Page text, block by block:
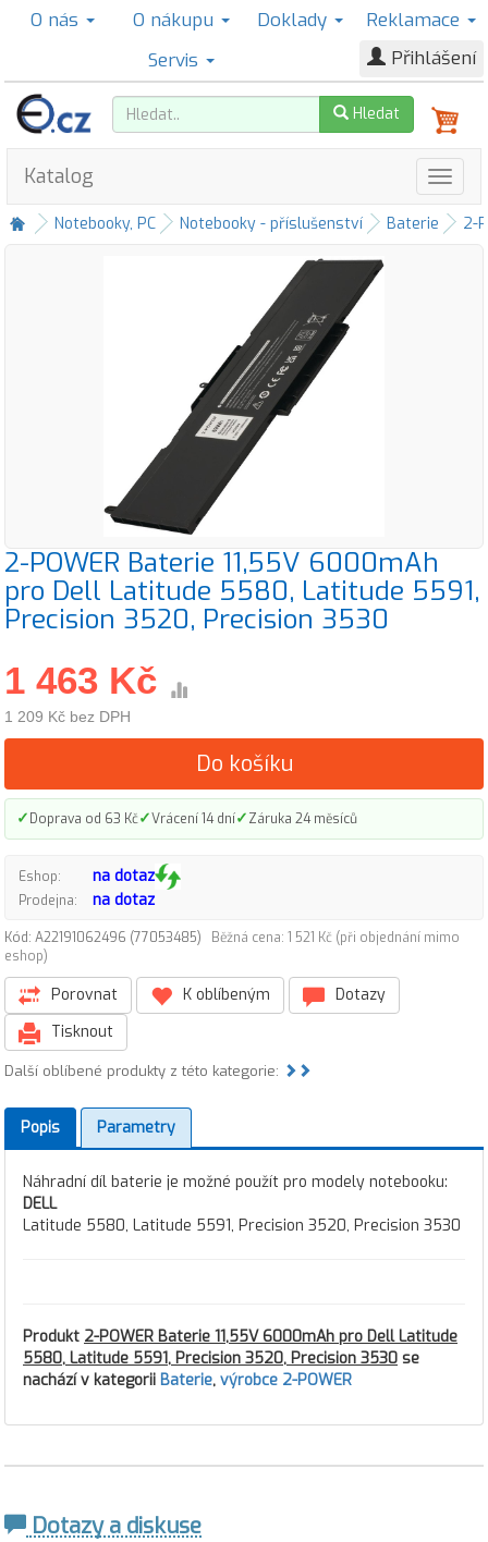
O nás O nákupu Doklady
Reklamace
Servis
Přihlášení
Hledat
Katalog
Notebooky, PC Notebooky - příslušenství Baterie 2-
2-POWER Baterie 11,55V 6000mAh
pro Dell Latitude 5580, Latitude 5591,
Precision 3520, Precision 3530
1 463 Kč
1 209 Kč bez DPH
Do košíku
✓Doprava od 63 Kč✓Vrácení 14 dní✓Záruka 24 měsíců
Eshop: na dotaz
Prodejna: na dotaz
Kód: A22191062496 (77053485)
Běžná cena: 1 521 Kč (při objednání mimo
eshop)
Porovnat K oblíbeným
Dotazy
Tisknout
Další oblíbené produkty z této kategorie:
Popis Parametry
Náhradní díl baterie je možné použít pro modely notebooku:
DELL
Latitude 5580, Latitude 5591, Precision 3520, Precision 3530
Produkt 2-POWER Baterie 11,55V 6000mAh pro Dell Latitude
5580, Latitude 5591, Precision 3520, Precision 3530 se
nachází v kategorii Baterie, výrobce 2-POWER
Dotazy a diskuse